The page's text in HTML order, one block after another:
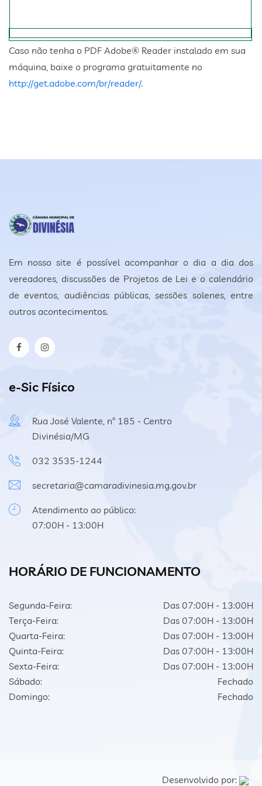
Caso não tenha o PDF Adobe® Reader instalado em sua
máquina, baixe o programa gratuitamente no
http://get.adobe.com/br/reader/.
Em nosso site é possível acompanhar o dia a dia dos
vereadores, discussões de Projetos de Lei e o calendário
de eventos, audiências públicas, sessões solenes, entre
outros acontecimentos.
e-Sic Físico
Rua José Valente, nº 185 - Centro
Divinésia/MG
032 3535-1244
secretaria@camaradivinesia.mg.gov.br
Atendimento ao público:
07:00H - 13:00H
HORÁRIO DE FUNCIONAMENTO
Segunda-Feira:
Das 07:00H - 13:00H
Terça-Feira:
Das 07:00H - 13:00H
Quarta-Feira:
Das 07:00H - 13:00H
Quinta-Feira:
Das 07:00H - 13:00H
Sexta-Feira:
Das 07:00H - 13:00H
Sábado:
Fechado
Domingo:
Fechado
Desenvolvido por: